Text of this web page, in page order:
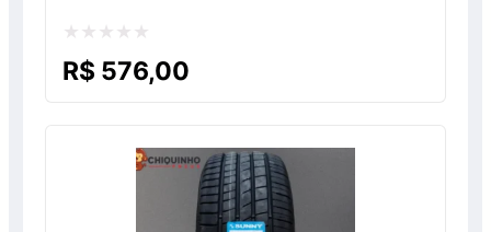
Avaliação
R$ 576,00